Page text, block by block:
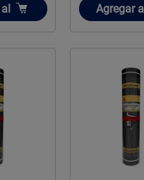
al
Añadir
Agregar